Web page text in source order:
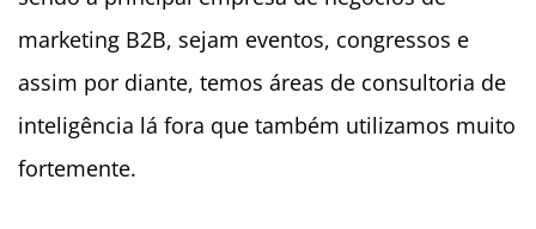
marketing B2B, sejam eventos, congressos e
assim por diante, temos áreas de consultoria de
inteligência lá fora que também utilizamos muito
fortemente.